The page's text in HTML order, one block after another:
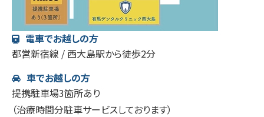
電車でお越しの方
都営新宿線 / 西大島駅から徒歩2分
車でお越しの方
提携駐車場3箇所あり
（治療時間分駐車サービスしております）